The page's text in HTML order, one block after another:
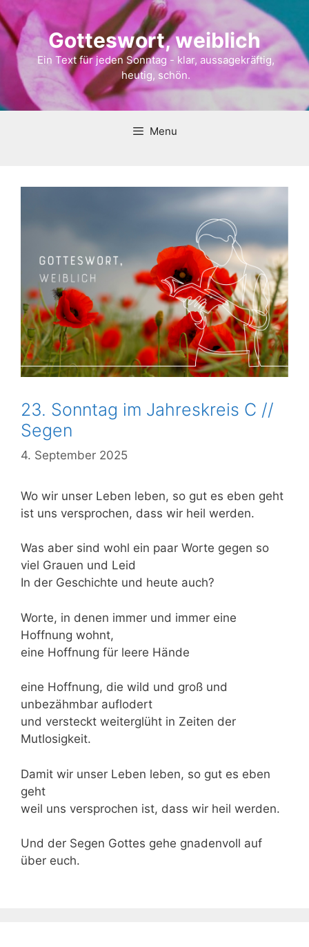
Gotteswort, weiblich
Ein Text für jeden Sonntag - klar, aussagekräftig,
heutig, schön.
Menu
23. Sonntag im Jahreskreis C //
Segen
4. September 2025
Wo wir unser Leben leben, so gut es eben geht
ist uns versprochen, dass wir heil werden.
Was aber sind wohl ein paar Worte gegen so
viel Grauen und Leid
In der Geschichte und heute auch?
Worte, in denen immer und immer eine
Hoffnung wohnt,
eine Hoffnung für leere Hände
eine Hoffnung, die wild und groß und
unbezähmbar auflodert
und versteckt weiterglüht in Zeiten der
Mutlosigkeit.
Damit wir unser Leben leben, so gut es eben
geht
weil uns versprochen ist, dass wir heil werden.
Und der Segen Gottes gehe gnadenvoll auf
über euch.